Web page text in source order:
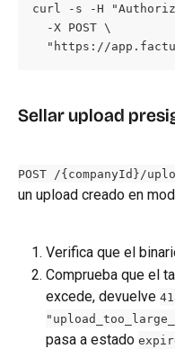
curl -s -H
  -X POST \
"https://
Sellar upload
POST /{companyId}/
un upload creado en
Verifica que el
Comprueba que el
excede, devuelve
pasa a estado